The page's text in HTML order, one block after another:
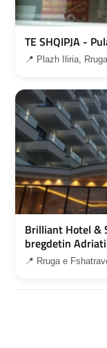
TE SHQIPJA -
📍 Plazh Iliria,
Brilliant Hotel &
bregdetin
📍 Rruga e